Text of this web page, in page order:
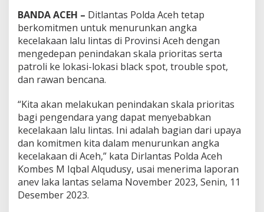
BANDA ACEH – Ditlantas Polda Aceh tetap
berkomitmen untuk menurunkan angka
kecelakaan lalu lintas di Provinsi Aceh dengan
mengedepan penindakan skala prioritas serta
patroli ke lokasi-lokasi black spot, trouble spot,
dan rawan bencana.
“Kita akan melakukan penindakan skala prioritas
bagi pengendara yang dapat menyebabkan
kecelakaan lalu lintas. Ini adalah bagian dari upaya
dan komitmen kita dalam menurunkan angka
kecelakaan di Aceh,” kata Dirlantas Polda Aceh
Kombes M Iqbal Alqudusy, usai menerima laporan
anev laka lantas selama November 2023, Senin, 11
Desember 2023.